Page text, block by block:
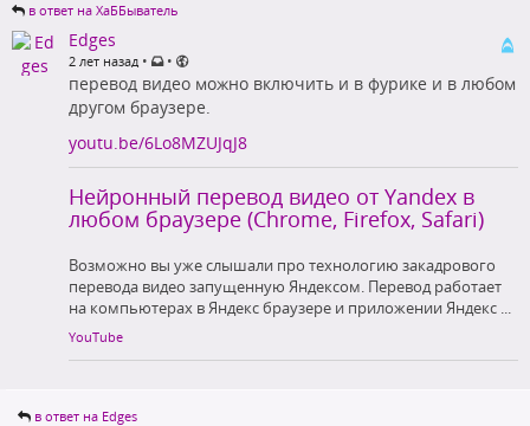
в ответ на ХаББыватель
Edges
2 лет назад • •
перевод видео можно включить и в фурике и в любом
другом браузере.
youtu.be/6Lo8MZUJqJ8
Нейронный перевод видео от Yandex в
любом браузере (Chrome, Firefox, Safari)
Возможно вы уже слышали про технологию закадрового
перевода видео запущенную Яндексом. Перевод работает
на компьютерах в Яндекс браузере и приложении Яндекс ...
YouTube
в ответ на Edges